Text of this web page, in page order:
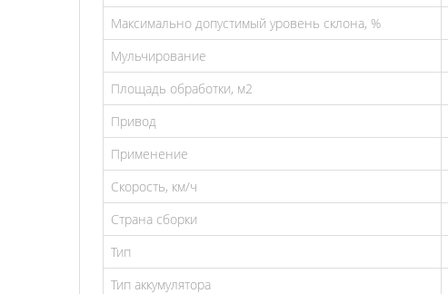
Максимально допустимый уровень склона, %
Мульчирование
Площадь обработки, м2
Привод
Применение
Скорость, км/ч
Страна сборки
Тип
Тип аккумулятора